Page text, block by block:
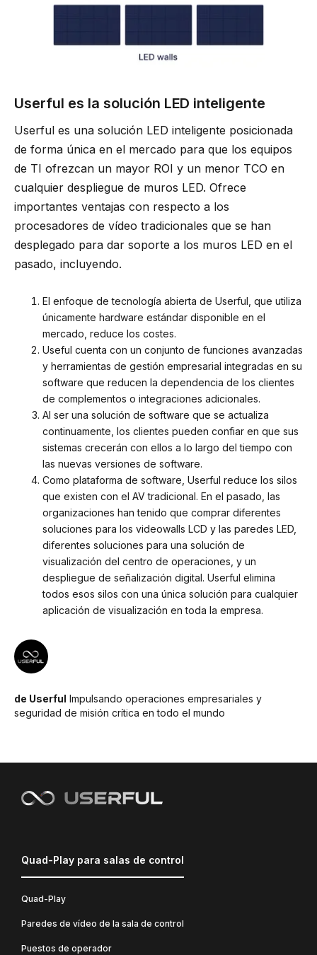
Userful es la solución LED inteligente
Userful es una solución LED inteligente posicionada
de forma única en el mercado para que los equipos
de TI ofrezcan un mayor ROI y un menor TCO en
cualquier despliegue de muros LED. Ofrece
importantes ventajas con respecto a los
procesadores de vídeo tradicionales que se han
desplegado para dar soporte a los muros LED en el
pasado, incluyendo.
El enfoque de tecnología abierta de Userful, que utiliza
únicamente hardware estándar disponible en el
mercado, reduce los costes.
Useful cuenta con un conjunto de funciones avanzadas
y herramientas de gestión empresarial integradas en su
software que reducen la dependencia de los clientes
de complementos o integraciones adicionales.
Al ser una solución de software que se actualiza
continuamente, los clientes pueden confiar en que sus
sistemas crecerán con ellos a lo largo del tiempo con
las nuevas versiones de software.
Como plataforma de software, Userful reduce los silos
que existen con el AV tradicional. En el pasado, las
organizaciones han tenido que comprar diferentes
soluciones para los videowalls LCD y las paredes LED,
diferentes soluciones para una solución de
visualización del centro de operaciones, y un
despliegue de señalización digital. Userful elimina
todos esos silos con una única solución para cualquier
aplicación de visualización en toda la empresa.
de Userful Impulsando operaciones empresariales y
seguridad de misión crítica en todo el mundo
Quad-Play para salas de control
Quad-Play
Paredes de vídeo de la sala de control
Puestos de operador